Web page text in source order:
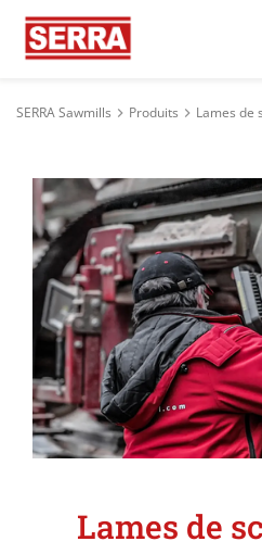
SERRA Sawmills Produits Lames de
Lames de